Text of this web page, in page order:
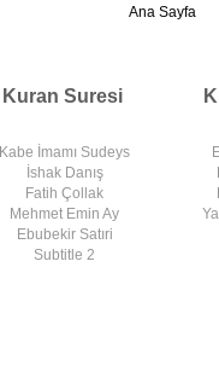
Ana Sayfa
Kuran Suresi
Kabe İmamı Sudeys
İshak Danış
Fatih Çollak
Mehmet Emin Ay
Ebubekir Satıri
Subtitle 2